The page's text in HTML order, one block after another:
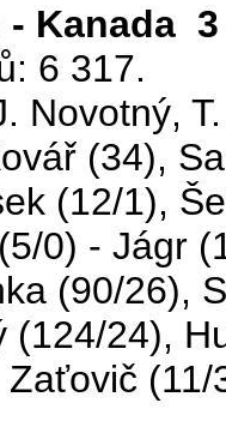
- Kanada
6 317.
Novotný,
(34),
(12/1),
0) - Jágr
(90/26),
(124/24),
(11/